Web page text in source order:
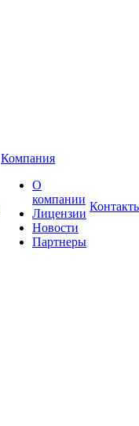
Компания
О
компании
Лицензии
Новости
Партнеры